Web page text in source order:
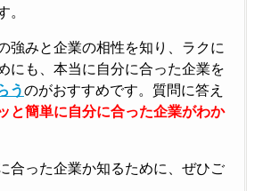
。
強みと企業の相性を知り、ラクに
にも、本当に自分に合った企業を
うのがおすすめです。質問に答え
と簡単に自分に合った企業がわか
合った企業か知るために、ぜひご